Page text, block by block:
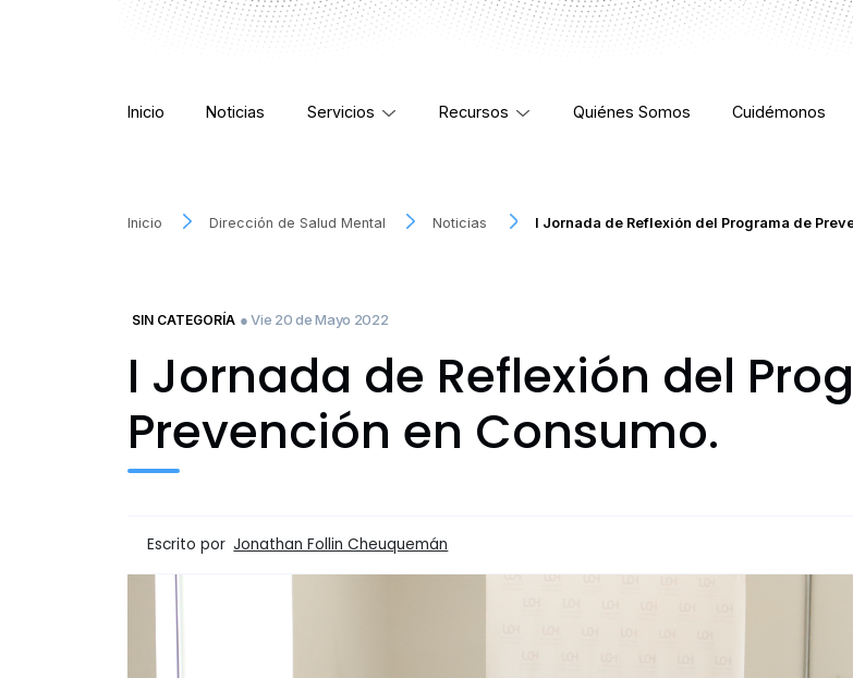
Inicio Noticias Servicios Recursos Quiénes Somos Cuidémonos
Inicio Dirección de Salud Mental Noticias I Jornada de Reflexión del Programa de
SIN CATEGORÍA ● Vie 20 de Mayo 2022
I Jornada de Reflexión del
Prevención en Consumo.
Escrito por Jonathan Follin Cheuquemán